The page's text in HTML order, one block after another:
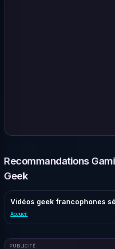
Recommandations
Geek
Vidéos geek francophones
Accueil
PUBLICITÉ